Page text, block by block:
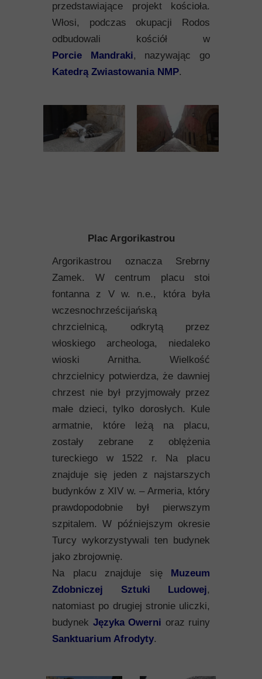
Plac Argorikastrou
Argorikastrou oznacza Srebrny
Zamek. W centrum placu stoi
fontanna z V w. n.e., która była
wczesnochrześcijańską
chrzcielnicą, odkrytą przez
włoskiego archeologa, niedaleko
wioski Arnitha. Wielkość
chrzcielnicy potwierdza, że dawniej
chrzest nie był przyjmowały przez
małe dzieci, tylko dorosłych. Kule
armatnie, które leżą na placu,
zostały zebrane z oblężenia
tureckiego w 1522 r. Na placu
znajduje się jeden z najstarszych
budynków z XIV w. – Armeria, który
prawdopodobnie był pierwszym
szpitalem. W późniejszym okresie
Turcy wykorzystywali ten budynek
jako zbrojownię.
Na placu znajduje się Muzeum
Zdobniczej Sztuki Ludowej,
natomiast po drugiej stronie uliczki,
budynek Języka Owerni oraz ruiny
Sanktuarium Afrodyty.
przedstawiające projekt kościoła.
Włosi, podczas okupacji Rodos
odbudowali kościół w
Porcie Mandraki, nazywając go
Katedrą Zwiastowania NMP.